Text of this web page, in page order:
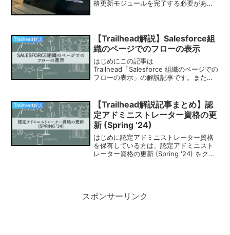
格更新モジュールを完了する必要があり
とを...
Trailhead解説
【Trailhead解説】Salesforce組
織のページでのフローの表示
はじめにこの記事は
Trailhead「Salesforce 組織のページでの
フローの表示」の解説記事です。またこ
ている必要があります。Lightningページ
へのフロー...
Trailhead解説
【Trailhead解説記事まとめ】認
定アドミニストレーター資格の更
新 (Spring ’24)
はじめに認定アドミニストレーター資格
を保有している方は、認定アドミニスト
レーター資格の更新 (Spring '24) をクリ
スポンサーリンク